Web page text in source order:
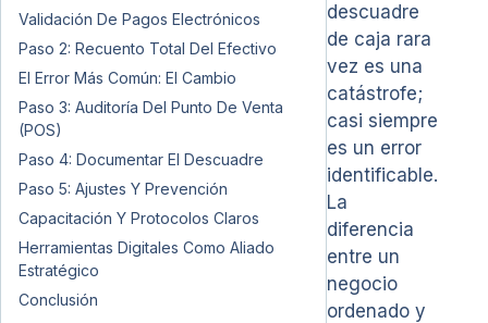
Validación De Pagos Electrónicos
Paso 2: Recuento Total Del Efectivo
El Error Más Común: El Cambio
Paso 3: Auditoría Del Punto De Venta
(POS)
Paso 4: Documentar El Descuadre
Paso 5: Ajustes Y Prevención
Capacitación Y Protocolos Claros
Herramientas Digitales Como Aliado
Estratégico
Conclusión
descuadre
de caja rara
vez es una
catástrofe;
casi siempre
es un error
identificable.
La
diferencia
entre un
negocio
ordenado y